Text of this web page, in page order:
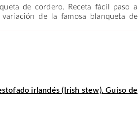
de cordero. Receta fácil paso a
de la famosa blanqueta de
irlandés (Irish stew). Guiso de